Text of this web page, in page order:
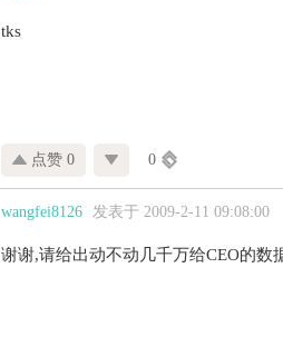
tks
点赞 0 0
wangfei8126 发表于 2009-2-11 09:08:00
谢谢,请给出动不动几千万给CEO的数